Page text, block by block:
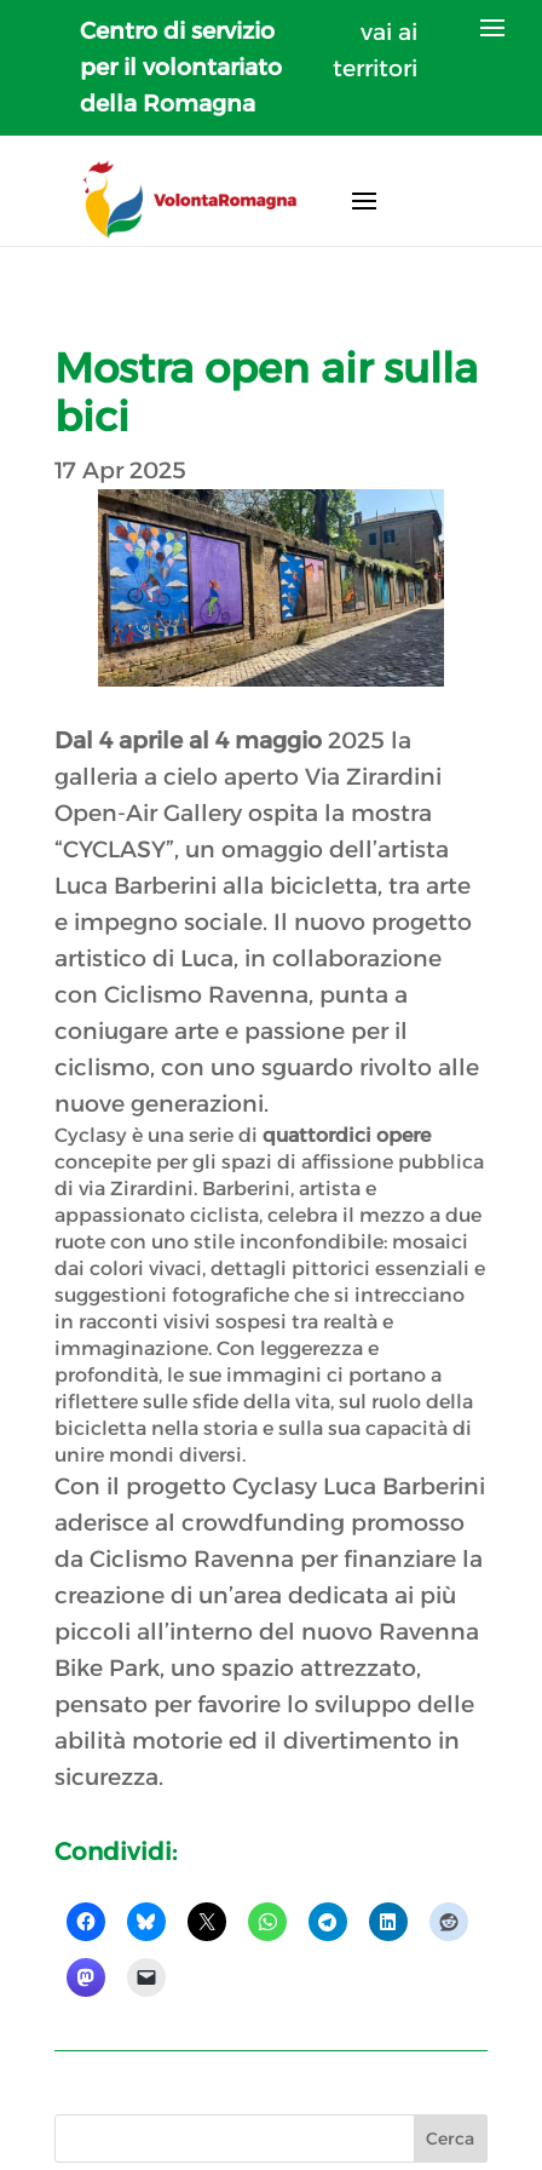
Centro di servizio
per il volontariato
della Romagna
vai ai
territori
Mostra open air sulla
bici
17 Apr 2025
Dal 4 aprile al 4 maggio2025 la
galleria a cielo aperto Via Zirardini
Open-Air Gallery ospita la mostra
“CYCLASY”, un omaggio dell’artista
Luca Barberini alla bicicletta, tra arte
e impegno sociale. Il nuovo progetto
artistico di Luca, in collaborazione
con Ciclismo Ravenna, punta a
coniugare arte e passione per il
ciclismo, con uno sguardo rivolto alle
nuove generazioni.
Cyclasy è una serie di quattordici opere
concepite per gli spazi di affissione pubblica
di via Zirardini. Barberini, artista e
appassionato ciclista, celebra il mezzo a due
ruote con uno stile inconfondibile: mosaici
dai colori vivaci, dettagli pittorici essenziali e
suggestioni fotografiche che si intrecciano
in racconti visivi sospesi tra realtà e
immaginazione. Con leggerezza e
profondità, le sue immagini ci portano a
riflettere sulle sfide della vita, sul ruolo della
bicicletta nella storia e sulla sua capacità di
unire mondi diversi.
Con il progetto Cyclasy Luca Barberini
aderisce al crowdfunding promosso
da Ciclismo Ravenna per finanziare la
creazione di un’area dedicata ai più
piccoli all’interno del nuovo Ravenna
Bike Park, uno spazio attrezzato,
pensato per favorire lo sviluppo delle
abilità motorie ed il divertimento in
sicurezza.
Condividi: